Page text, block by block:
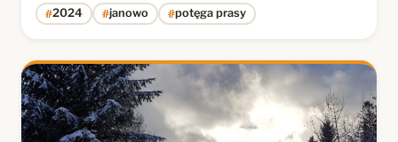
#2024 #janowo #potęga prasy